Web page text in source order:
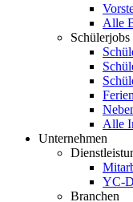
Alle
Schülerjobs
Alle
Unternehmen
YC-
Branchen